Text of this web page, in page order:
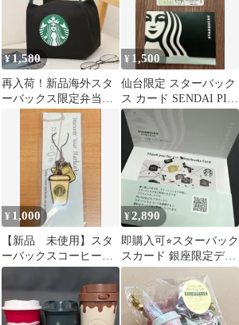
¥1,580
再入荷！新品海外スタ
ーバックス限定弁当入
れ 保冷バッグ 手提げ
バッグ ブラック
¥ 1,500
仙台限定 スターバック
ス カード SENDAI PIN
未削り
¥ 1,000
【新品 未使用】スタ
ーバックスコーヒー
限定ストラップ チャ
ーム キーホルダー
¥2,890
即購入可⭐︎スターバック
スカード 銀座限定デザ
イン